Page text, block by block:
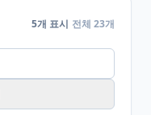
5개 표시 전체 23개